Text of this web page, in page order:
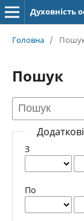
Духовність
Головна /
Пошук
З
По